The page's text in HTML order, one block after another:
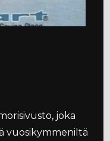
joka
vuosikymmeniltä